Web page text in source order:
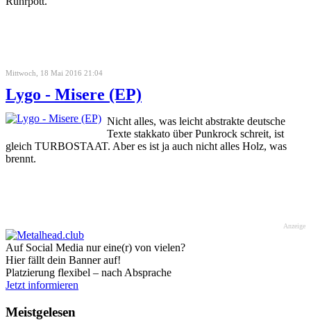
Mittwoch, 18 Mai 2016 21:04
Lygo - Misere (EP)
Nicht alles, was leicht abstrakte deutsche
Texte stakkato über Punkrock schreit, ist
gleich TURBOSTAAT. Aber es ist ja auch nicht alles Holz, was
brennt.
Anzeige
Auf Social Media nur eine(r) von vielen?
Hier fällt dein Banner auf!
Platzierung flexibel – nach Absprache
Jetzt informieren
Meistgelesen